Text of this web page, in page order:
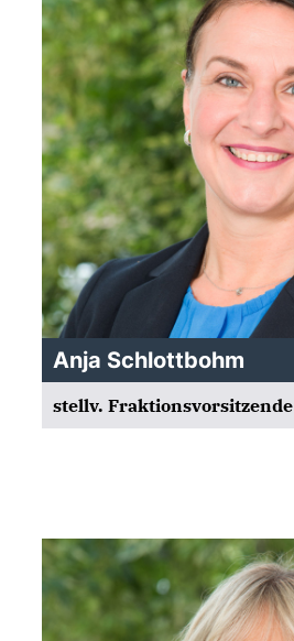
Anja Schlottbohm
stellv. Fraktionsvorsitzende